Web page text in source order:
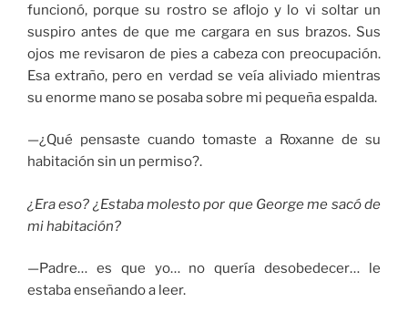
funcionó, porque su rostro se aflojo y lo vi soltar un
suspiro antes de que me cargara en sus brazos. Sus
ojos me revisaron de pies a cabeza con preocupación.
Esa extraño, pero en verdad se veía aliviado mientras
su enorme mano se posaba sobre mi pequeña espalda.
—¿Qué pensaste cuando tomaste a Roxanne de su
habitación sin un permiso?.
¿Era eso? ¿Estaba molesto por que George me sacó de
mi habitación?
—Padre… es que yo… no quería desobedecer… le
estaba enseñando a leer.